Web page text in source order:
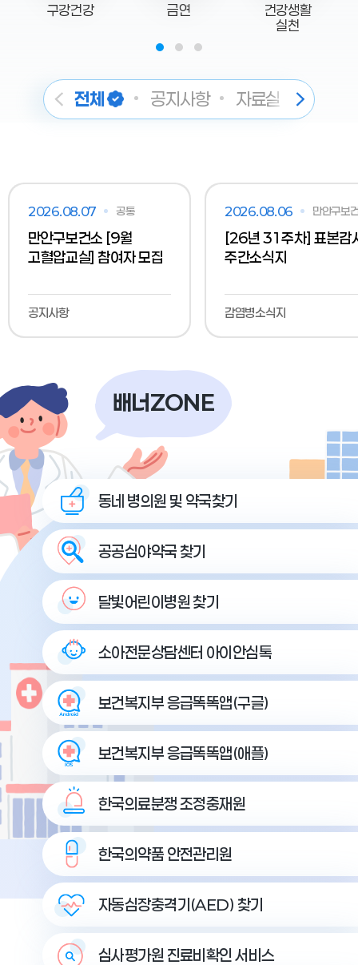
구강건강 금연
건강생활
실천
전체 공지사항 자료실 감염
2026.08.07 공통
만안구보건소 [9월
고혈압교실] 참여자 모집
공지사항
2026.08.06 만안구보
[26년 31주차] 표본감
주간소식지
감염병소식지
배너ZONE
동네 병의원 및 약국찾기
공공심야약국 찾기
달빛어린이병원 찾기
소아전문상담센터 아이안심톡
보건복지부 응급똑똑앱(구글)
보건복지부 응급똑똑앱(애플)
한국의료분쟁 조정중재원
한국의약품 안전관리원
자동심장충격기(AED) 찾기
심사평가원 진료비확인 서비스